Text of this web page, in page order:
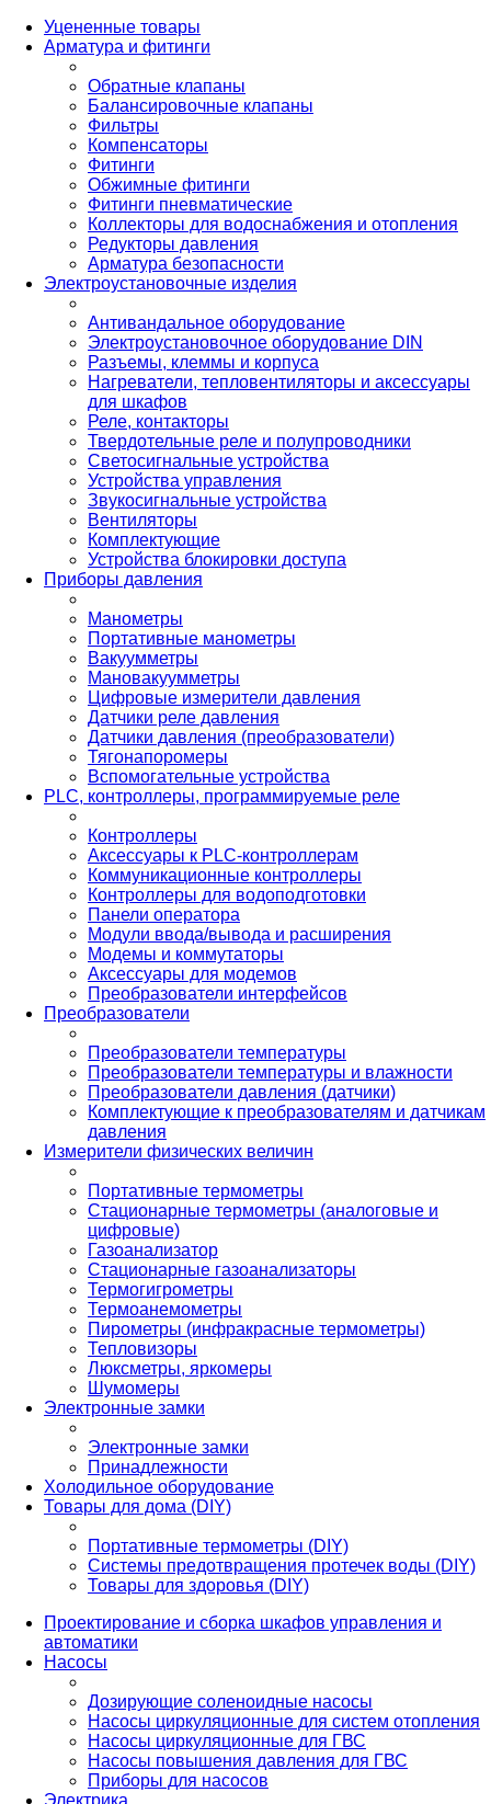
Уцененные товары
Арматура и фитинги
Обратные клапаны
Балансировочные клапаны
Фильтры
Компенсаторы
Фитинги
Обжимные фитинги
Фитинги пневматические
Коллекторы для водоснабжения и отопления
Редукторы давления
Арматура безопасности
Электроустановочные изделия
Антивандальное оборудование
Электроустановочное оборудование DIN
Разъемы, клеммы и корпуса
Нагреватели, тепловентиляторы и аксессуары
для шкафов
Реле, контакторы
Твердотельные реле и полупроводники
Светосигнальные устройства
Устройства управления
Звукосигнальные устройства
Вентиляторы
Комплектующие
Устройства блокировки доступа
Приборы давления
Манометры
Портативные манометры
Вакуумметры
Мановакуумметры
Цифровые измерители давления
Датчики реле давления
Датчики давления (преобразователи)
Тягонапоромеры
Вспомогательные устройства
PLС, контроллеры, программируемые реле
Контроллеры
Аксессуары к PLC-контроллерам
Коммуникационные контроллеры
Контроллеры для водоподготовки
Панели оператора
Модули ввода/вывода и расширения
Модемы и коммутаторы
Аксессуары для модемов
Преобразователи интерфейсов
Преобразователи
Преобразователи температуры
Преобразователи температуры и влажности
Преобразователи давления (датчики)
Комплектующие к преобразователям и датчикам
давления
Измерители физических величин
Портативные термометры
Стационарные термометры (аналоговые и
цифровые)
Газоанализатор
Стационарные газоанализаторы
Термогигрометры
Термоанемометры
Пирометры (инфракрасные термометры)
Тепловизоры
Люксметры, яркомеры
Шумомеры
Электронные замки
Электронные замки
Принадлежности
Холодильное оборудование
Товары для дома (DIY)
Портативные термометры (DIY)
Системы предотвращения протечек воды (DIY)
Товары для здоровья (DIY)
Проектирование и сборка шкафов управления и
автоматики
Насосы
Дозирующие соленоидные насосы
Насосы циркуляционные для систем отопления
Насосы циркуляционные для ГВС
Насосы повышения давления для ГВС
Приборы для насосов
Электрика